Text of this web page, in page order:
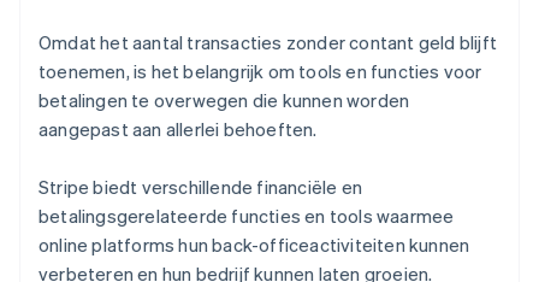
Omdat het aantal transacties zonder contant geld blijft
toenemen, is het belangrijk om tools en functies voor
betalingen te overwegen die kunnen worden
aangepast aan allerlei behoeften.
Stripe biedt verschillende financiële en
betalingsgerelateerde functies en tools waarmee
online platforms hun back-officeactiviteiten kunnen
verbeteren en hun bedrijf kunnen laten groeien.